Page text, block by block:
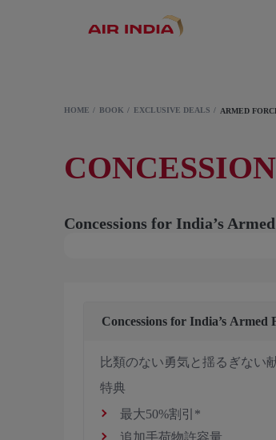
HOME BOOK EXCLUSIVE DEALS ARMED
Concessions for India’s
Concessions for India’s Armed
比類のない勇気と揺るぎない
特典
最大50%割引*
追加手荷物許容量